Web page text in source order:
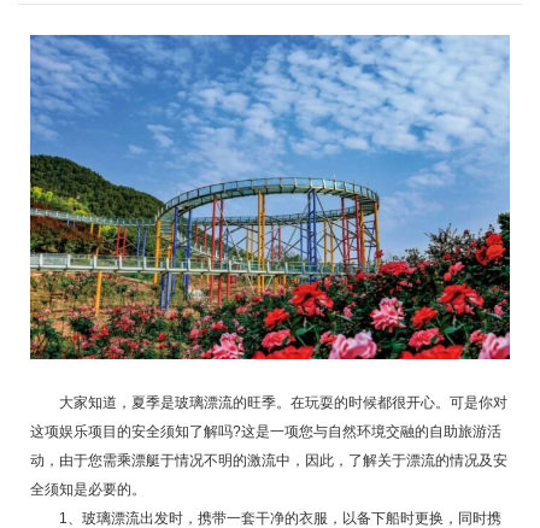
大家知道，夏季是玻璃漂流的旺季。在玩耍的时候都很开心。可是你对
这项娱乐项目的安全须知了解吗?这是一项您与自然环境交融的自助旅游活
动，由于您需乘漂艇于情况不明的激流中，因此，了解关于漂流的情况及安
全须知是必要的。
1、玻璃漂流出发时，携带一套干净的衣服，以备下船时更换，同时携